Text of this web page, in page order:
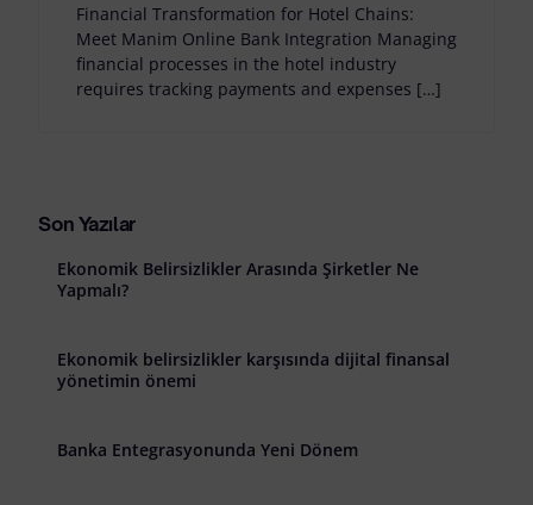
Financial Transformation for Hotel Chains:
Meet Manim Online Bank Integration Managing
financial processes in the hotel industry
requires tracking payments and expenses […]
Son Yazılar
Ekonomik Belirsizlikler Arasında Şirketler Ne
Yapmalı?
Ekonomik belirsizlikler karşısında dijital finansal
yönetimin önemi
Banka Entegrasyonunda Yeni Dönem